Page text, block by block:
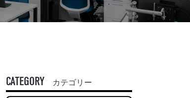
沿革
フレットのデザイン制作・印刷
案内パンフレット制作・印刷
（オンデマンド・オフセット）
サル・コミュニケーション・デザイン
CATEGORY カテゴリー